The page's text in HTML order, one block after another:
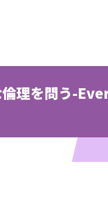
倫理を問う-